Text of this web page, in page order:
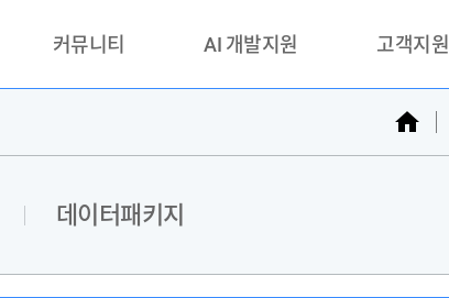
커뮤니티
활용성과 우수사례
품질가이드
AI 개발지원 고객지원
문의하기
자주찾는질문
홈
데이터패키지